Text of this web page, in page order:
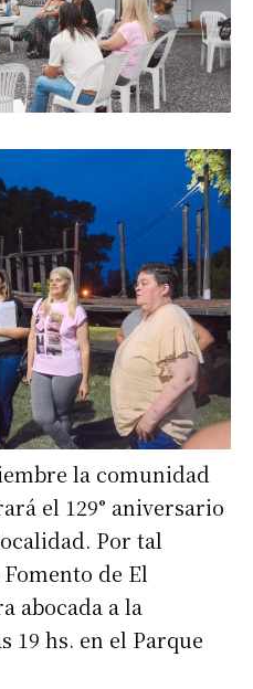
la comunidad
el 129° aniversario
Por tal
de El
abocada a la
19 hs. en el Parque